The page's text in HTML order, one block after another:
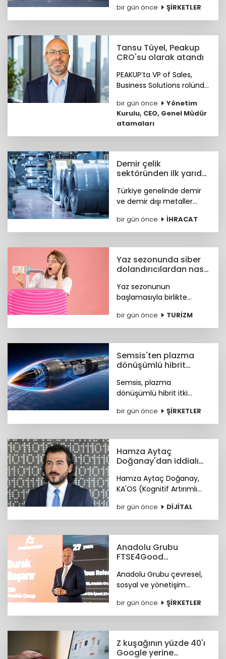
yeni showroomuyla
güvenlik ve erişim
buluşturuyor.
bir gün önce ŞİRKETLER
Tansu Tüyel, Peakup
CRO'su olarak atandı
PEAKUP’ta VP of Sales,
Business Solutions rolünde
Tansu Tüyel, bundan
sonra görevine Chief
Revenue Officer (CRO)
olarak devam edecek.
bir gün önce
Yönetim
Kurulu, CEO, Genel Müdür
atamaları
Demir çelik
sektöründen ilk yarıda
performansı
Türkiye genelinde demir
ve demir dışı metaller
yüzde 11,7 artışla 7,2 milyar
dolara, çelik ihracatı ise
bir gün önce İHRACAT
Yaz sezonunda siber
dolandırıcılardan nasıl
Yaz sezonunun
başlamasıyla birlikte
hareketlilik, siber suçlular
için finansal kazanç odaklı
nasıl korunacağız?
bir gün önce TURİZM
Semsis'ten plazma
dönüşümlü hibrit
Semsis, plazma
dönüşümlü hibrit itki
teknik ayrıntıları duyurdu.
bir gün önce ŞİRKETLER
Hamza Aytaç
Doğanay'dan iddialı
Hamza Aytaç Doğanay,
KA'OS (Kognitif Artırımlı
siber güvenlik yazılımları
konusunda iddialı.
bir gün önce DİJİTAL
Anadolu Grubu
FTSE4Good
Anadolu Grubu çevresel,
sosyal ve yönetişim
yaklaşımı ile FTSE4Good
Endeksi’nde.
bir gün önce ŞİRKETLER
Z kuşağının yüzde 40'ı
Google yerine